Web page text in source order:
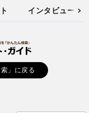
インタビュー
」に戻る